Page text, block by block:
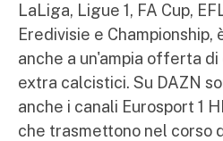
LaLiga, Ligue 1, FA Cup,
Eredivisie e
anche a un'ampia offerta
extra calcistici. Su DAZN
anche i canali Eurosport 1
che trasmettono nel corso